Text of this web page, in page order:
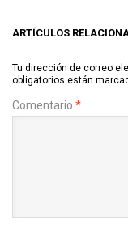
ARTÍCULOS
Tu dirección de correo
obligatorios están
Comentario *